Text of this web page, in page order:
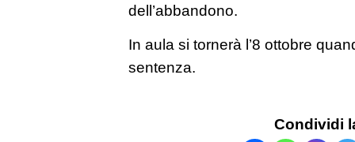
dell’abbandono.
In aula si tornerà l’8 ottobre
sentenza.
Condividi